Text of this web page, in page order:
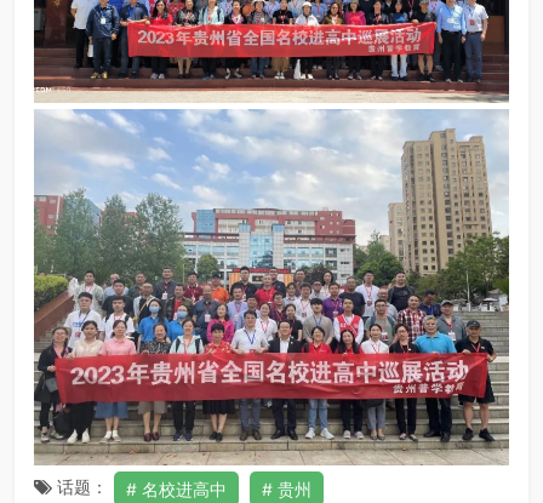
话题： 名校进高中 贵州